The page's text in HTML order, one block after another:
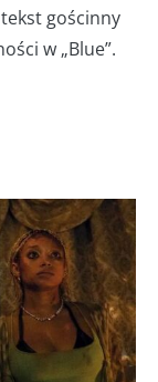
gościnny
w „Blue”.